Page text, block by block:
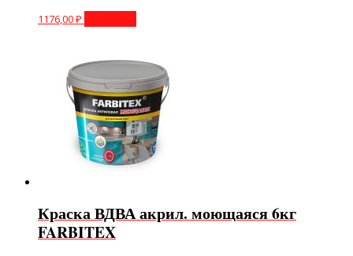
1176,00₽
Краска ВДВА акрил. моющаяся 6кг
FARBITEX